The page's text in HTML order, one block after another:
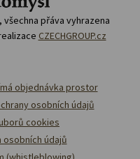
všechna přáva vyhrazena
CZECHGROUP.cz
objednávka prostor
osobních údajů
cookies
osobních údajů